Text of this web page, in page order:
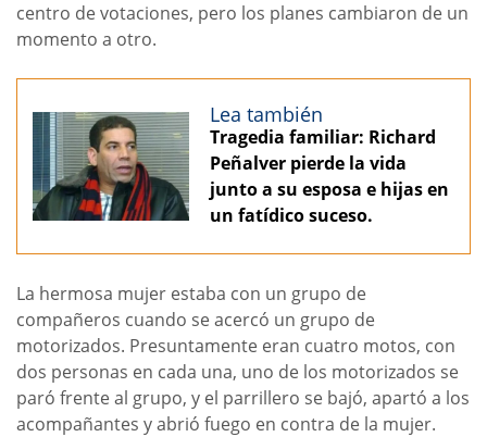
centro de votaciones, pero los planes cambiaron de un
momento a otro.
Lea también
Tragedia familiar: Richard
Peñalver pierde la vida
junto a su esposa e hijas en
un fatídico suceso.
La hermosa mujer estaba con un grupo de
compañeros cuando se acercó un grupo de
motorizados. Presuntamente eran cuatro motos, con
dos personas en cada una, uno de los motorizados se
paró frente al grupo, y el parrillero se bajó, apartó a los
acompañantes y abrió fuego en contra de la mujer.